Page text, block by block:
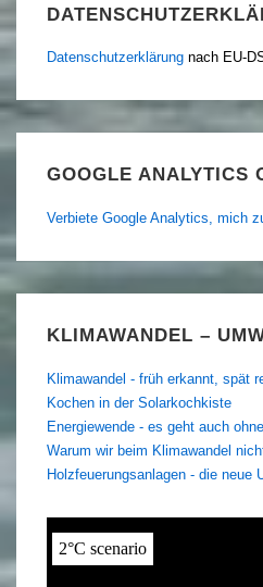
Datenschutzerklärung nach EU-
GOOGLE ANALYTICS
Verbiete Google Analytics, mich
KLIMAWANDEL –
Klimawandel - früh erkannt, spät
Kochen in der Solarkochkiste
Energiewende - es geht auch
Warum wir beim Klimawandel
Holzfeuerungsanlagen - die neue